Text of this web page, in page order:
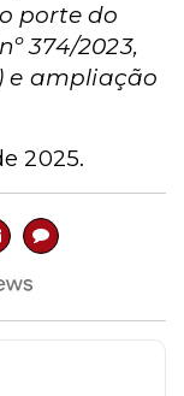
porte do
374/2023,
e ampliação
2025.